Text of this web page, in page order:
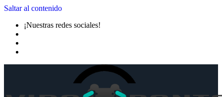
Saltar al contenido
¡Nuestras redes sociales!